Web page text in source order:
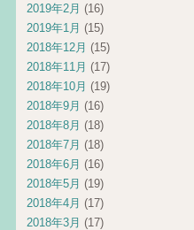
2019年2月 (16)
2019年1月 (15)
2018年12月 (15)
2018年11月 (17)
2018年10月 (19)
2018年9月 (16)
2018年8月 (18)
2018年7月 (18)
2018年6月 (16)
2018年5月 (19)
2018年4月 (17)
2018年3月 (17)